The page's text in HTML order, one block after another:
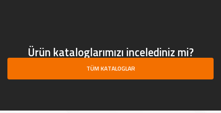
Ürün kataloglarımızı incelediniz mi?
TÜM KATALOGLAR